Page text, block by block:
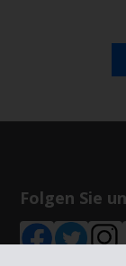
Folgen Sie